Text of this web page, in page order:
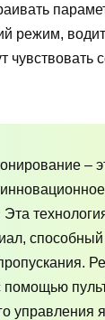
режим,
чувствовать
–
Эта
помощью
управления